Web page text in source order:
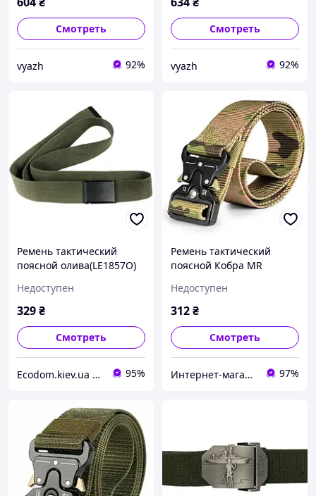
Смотреть
vyazh 92%
Смотреть
vyazh 92%
Ремень тактический
поясной олива(LE1857O)
Недоступен
329₴
Смотреть
Еcodom.kiev.ua Интеренет-магазин 95%
Ремень тактический
поясной Кобра MR
Недоступен
312₴
Смотреть
Интернет-магазин euro-imports.com.ua 97%